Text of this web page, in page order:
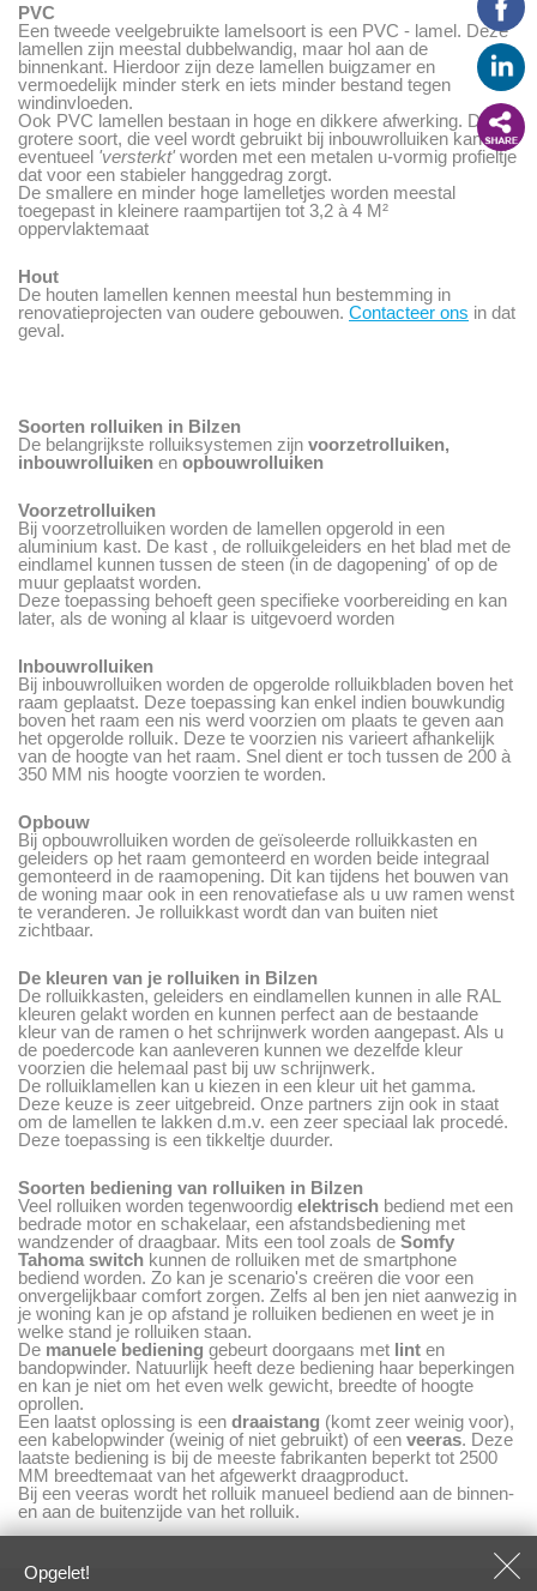
PVC
Een tweede veelgebruikte lamelsoort is een PVC - lamel. Deze
lamellen zijn meestal dubbelwandig, maar hol aan de
binnenkant. Hierdoor zijn deze lamellen buigzamer en
vermoedelijk minder sterk en iets minder bestand tegen
windinvloeden.
Ook PVC lamellen bestaan in hoge en dikkere afwerking. Deze
grotere soort, die veel wordt gebruikt bij inbouwrolluiken kan
eventueel 'versterkt' worden met een metalen u-vormig profieltje
dat voor een stabieler hanggedrag zorgt.
De smallere en minder hoge lamelletjes worden meestal
toegepast in kleinere raampartijen tot 3,2 à 4 M²
oppervlaktemaat
Hout
De houten lamellen kennen meestal hun bestemming in
renovatieprojecten van oudere gebouwen. Contacteer ons in dat
geval.
Soorten rolluiken in Bilzen
De belangrijkste rolluiksystemen zijn voorzetrolluiken,
inbouwrolluiken en opbouwrolluiken
Voorzetrolluiken
Bij voorzetrolluiken worden de lamellen opgerold in een
aluminium kast. De kast , de rolluikgeleiders en het blad met de
eindlamel kunnen tussen de steen (in de dagopening' of op de
muur geplaatst worden.
Deze toepassing behoeft geen specifieke voorbereiding en kan
later, als de woning al klaar is uitgevoerd worden
Inbouwrolluiken
Bij inbouwrolluiken worden de opgerolde rolluikbladen boven het
raam geplaatst. Deze toepassing kan enkel indien bouwkundig
boven het raam een nis werd voorzien om plaats te geven aan
het opgerolde rolluik. Deze te voorzien nis varieert afhankelijk
van de hoogte van het raam. Snel dient er toch tussen de 200 à
350 MM nis hoogte voorzien te worden.
Opbouw
Bij opbouwrolluiken worden de geïsoleerde rolluikkasten en
geleiders op het raam gemonteerd en worden beide integraal
gemonteerd in de raamopening. Dit kan tijdens het bouwen van
de woning maar ook in een renovatiefase als u uw ramen wenst
te veranderen. Je rolluikkast wordt dan van buiten niet
zichtbaar.
De kleuren van je rolluiken in Bilzen
De rolluikkasten, geleiders en eindlamellen kunnen in alle RAL
kleuren gelakt worden en kunnen perfect aan de bestaande
kleur van de ramen o het schrijnwerk worden aangepast. Als u
de poedercode kan aanleveren kunnen we dezelfde kleur
voorzien die helemaal past bij uw schrijnwerk.
De rolluiklamellen kan u kiezen in een kleur uit het gamma.
Deze keuze is zeer uitgebreid. Onze partners zijn ook in staat
om de lamellen te lakken d.m.v. een zeer speciaal lak procedé.
Deze toepassing is een tikkeltje duurder.
Soorten bediening van rolluiken in Bilzen
Veel rolluiken worden tegenwoordig elektrisch bediend met een
bedrade motor en schakelaar, een afstandsbediening met
wandzender of draagbaar. Mits een tool zoals de Somfy
Tahoma switch kunnen de rolluiken met de smartphone
bediend worden. Zo kan je scenario's creëren die voor een
onvergelijkbaar comfort zorgen. Zelfs al ben jen niet aanwezig in
je woning kan je op afstand je rolluiken bedienen en weet je in
welke stand je rolluiken staan.
De manuele bediening gebeurt doorgaans met lint en
bandopwinder. Natuurlijk heeft deze bediening haar beperkingen
en kan je niet om het even welk gewicht, breedte of hoogte
oprollen.
Een laatst oplossing is een draaistang (komt zeer weinig voor),
een kabelopwinder (weinig of niet gebruikt) of een veeras. Deze
laatste bediening is bij de meeste fabrikanten beperkt tot 2500
MM breedtemaat van het afgewerkt draagproduct.
Bij een veeras wordt het rolluik manueel bediend aan de binnen-
en aan de buitenzijde van het rolluik.
Opgelet!